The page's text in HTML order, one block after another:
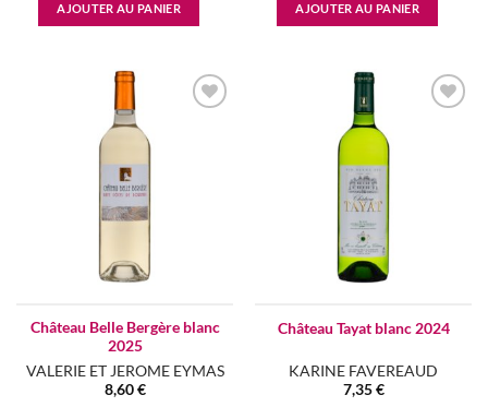
AJOUTER AU PANIER AJOUTER AU PANIER
Château Belle Bergère blanc
2025
VALERIE ET JEROME EYMAS
8,60€
Château Tayat blanc 2024
KARINE FAVEREAUD
7,35€